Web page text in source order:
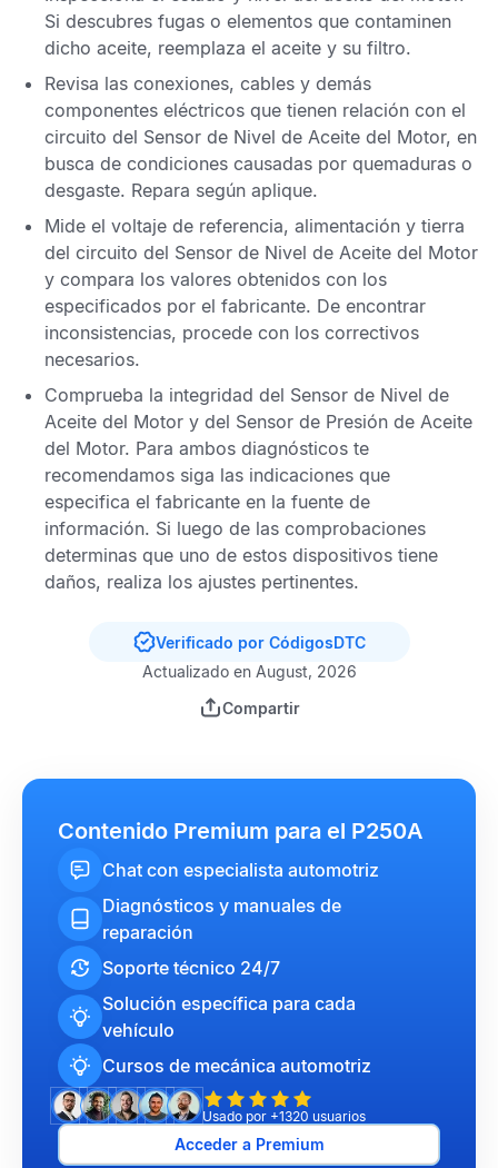
Si descubres fugas o elementos que contaminen
dicho aceite, reemplaza el aceite y su filtro.
Revisa las conexiones, cables y demás
componentes eléctricos que tienen relación con el
circuito del Sensor de Nivel de Aceite del Motor, en
busca de condiciones causadas por quemaduras o
desgaste. Repara según aplique.
Mide el voltaje de referencia, alimentación y tierra
del circuito del Sensor de Nivel de Aceite del Motor
y compara los valores obtenidos con los
especificados por el fabricante. De encontrar
inconsistencias, procede con los correctivos
necesarios.
Comprueba la integridad del Sensor de Nivel de
Aceite del Motor y del Sensor de Presión de Aceite
del Motor. Para ambos diagnósticos te
recomendamos siga las indicaciones que
especifica el fabricante en la fuente de
información. Si luego de las comprobaciones
determinas que uno de estos dispositivos tiene
daños, realiza los ajustes pertinentes.
Verificado por CódigosDTC
Actualizado en August, 2026
Compartir
Contenido Premium para el P250A
Chat con especialista automotriz
Diagnósticos y manuales de
reparación
Soporte técnico 24/7
Solución específica para cada
vehículo
Cursos de mecánica automotriz
Usado por +1320 usuarios
Acceder a Premium